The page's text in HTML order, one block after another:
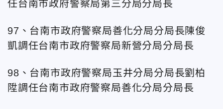
任台南市政府警察局第三分局分局長
97、台南市政府警察局善化分局分局長陳俊
凱調任台南市政府警察局新營分局分局長
98、台南市政府警察局玉井分局分局長劉柏
陞調任台南市政府警察局善化分局分局長